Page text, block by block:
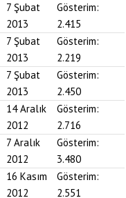
7 Şubat
2013
Gösterim:
2.415
7 Şubat
2013
Gösterim:
2.219
7 Şubat
2013
Gösterim:
2.450
14 Aralık
2012
Gösterim:
2.716
7 Aralık
2012
Gösterim:
3.480
16 Kasım
2012
Gösterim:
2.551